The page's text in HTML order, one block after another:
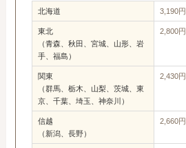
北海道 3,190円
東北
（青森、秋田、宮城、山形、岩
手、福島）
2,800円
関東
（群馬、栃木、山梨、茨城、東
京、千葉、埼玉、神奈川）
2,430円
信越
（新潟、長野）
2,660円